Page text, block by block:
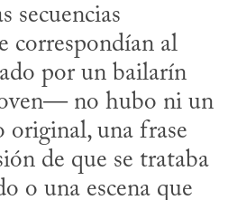
secuencias
correspondían al
por un bailarín
no hubo ni un
una frase
de que se trataba
o una escena que